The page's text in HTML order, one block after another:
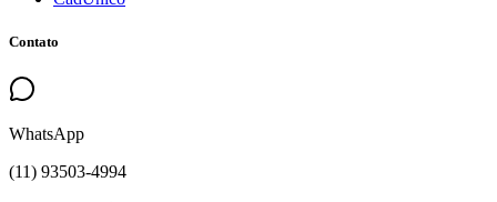
Contato
WhatsApp
(11) 93503-4994